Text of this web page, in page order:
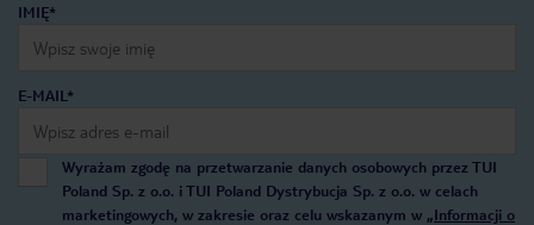
IMIĘ*
E-MAIL*
Wyrażam zgodę na przetwarzanie danych osobowych przez TUI
Poland Sp. z o.o. i TUI Poland Dystrybucja Sp. z o.o. w celach
marketingowych, w zakresie oraz celu wskazanym w „Informacji o